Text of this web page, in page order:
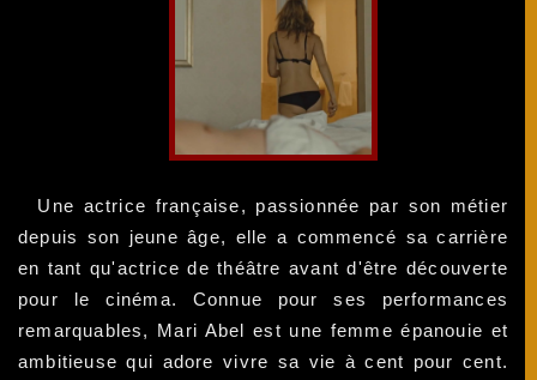
Une actrice française, passionnée par son métier
depuis son jeune âge, elle a commencé sa carrière
en tant qu'actrice de théâtre avant d'être découverte
pour le cinéma. Connue pour ses performances
remarquables, Mari Abel est une femme épanouie et
ambitieuse qui adore vivre sa vie à cent pour cent.